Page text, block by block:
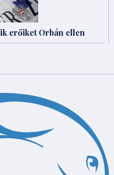
erőiket Orbán ellen